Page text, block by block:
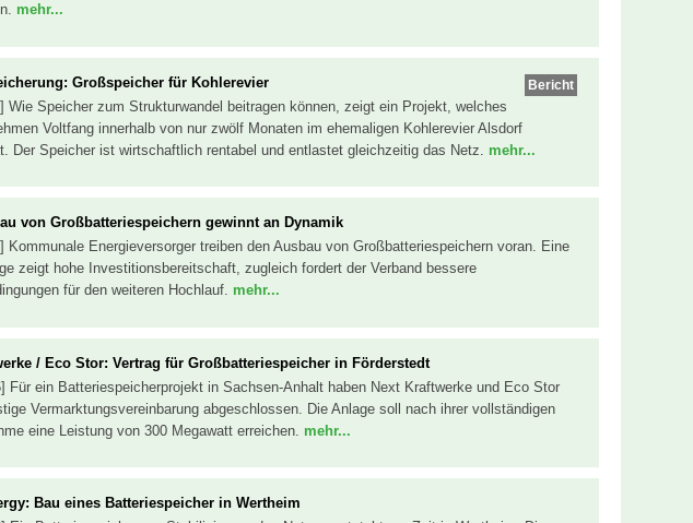
mehr...
Bericht
Großspeicher für Kohlerevier
Wie Speicher zum Strukturwandel beitragen können, zeigt ein Projekt, welches
Voltfang innerhalb von nur zwölf Monaten im ehemaligen Kohlerevier Alsdorf
Der Speicher ist wirtschaftlich rentabel und entlastet gleichzeitig das Netz. mehr...
von Großbatteriespeichern gewinnt an Dynamik
Kommunale Energieversorger treiben den Ausbau von Großbatteriespeichern voran. Eine
zeigt hohe Investitionsbereitschaft, zugleich fordert der Verband bessere
für den weiteren Hochlauf. mehr...
/ Eco Stor: Vertrag für Großbatteriespeicher in Förderstedt
Für ein Batteriespeicherprojekt in Sachsen-Anhalt haben Next Kraftwerke und Eco Stor
Vermarktungsvereinbarung abgeschlossen. Die Anlage soll nach ihrer vollständigen
eine Leistung von 300 Megawatt erreichen. mehr...
Bau eines Batteriespeicher in Wertheim